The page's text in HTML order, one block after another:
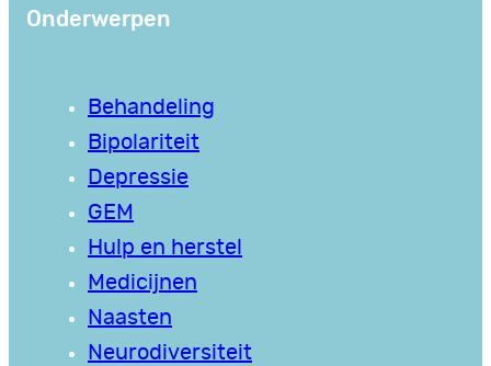
Onderwerpen
Behandeling
Bipolariteit
Depressie
GEM
Hulp en herstel
Medicijnen
Naasten
Neurodiversiteit